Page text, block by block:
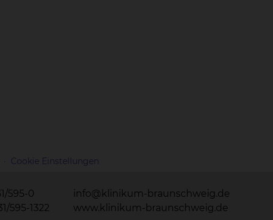
Cookie Einstellungen
595-0
595-1322
info@klinikum-braunschweig.de
www.klinikum-braunschweig.de